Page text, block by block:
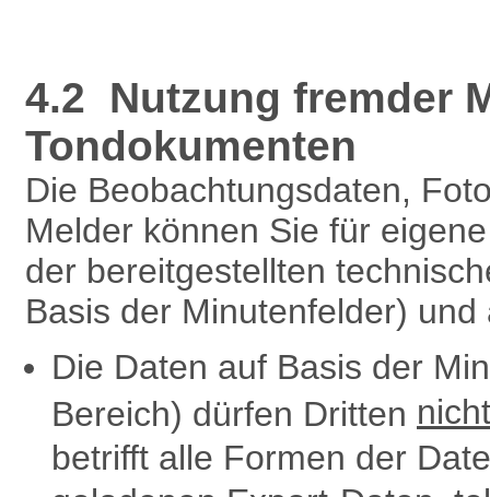
4.2 Nutzung fremder
Tondokumenten
Die Beobachtungsdaten,
Melder können Sie für
der bereitgestellten
Basis der Minutenfelder) und
Die Daten auf Basis der
Bereich) dürfen Dritten nicht
betrifft alle Formen der